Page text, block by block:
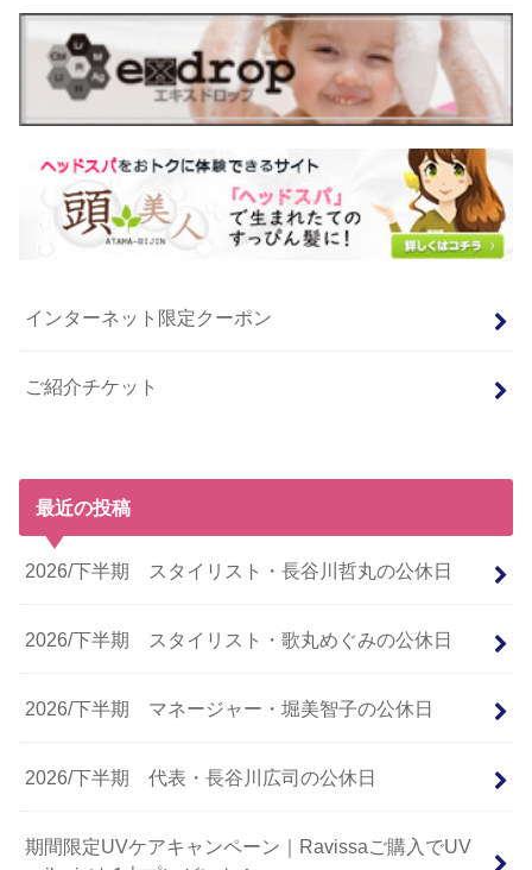
インターネット限定クーポン
ご紹介チケット
最近の投稿
2026/下半期 スタイリスト・長谷川哲丸の公休日
2026/下半期 スタイリスト・歌丸めぐみの公休日
2026/下半期 マネージャー・堀美智子の公休日
2026/下半期 代表・長谷川広司の公休日
期間限定UVケアキャンペーン｜Ravissaご購入でUV